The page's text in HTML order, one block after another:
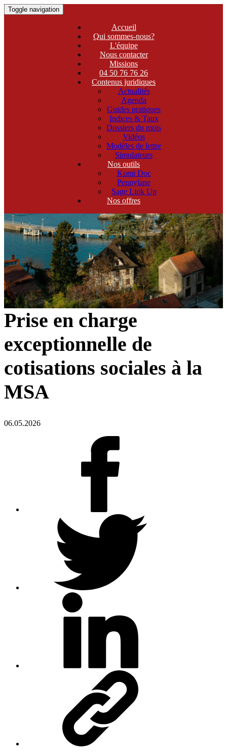
Toggle navigation
Accueil
Qui sommes-nous?
L'équipe
Nous contacter
Missions
04 50 76 76 26
Contenus juridiques
Actualités
Agenda
Guides pratiques
Indices & Taux
Dossiers du mois
Vidéos
Modèles de lettre
Simulateurs
Nos outils
Komi Doc
Pennylane
Sage Link Up
Nos offres
Prise en charge
exceptionnelle de
cotisations sociales à la
MSA
06.05.2026